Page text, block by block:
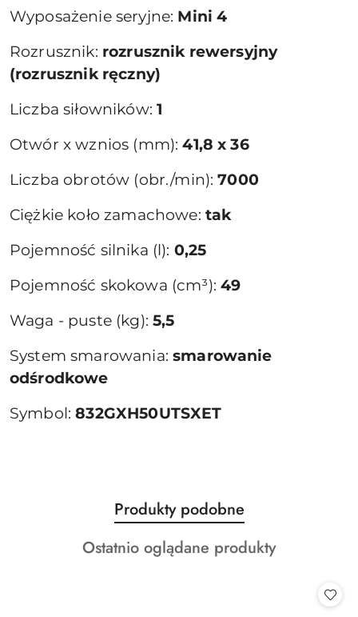
Wyposażenie seryjne: Mini 4
Rozrusznik: rozrusznik rewersyjny
(rozrusznik ręczny)
Liczba siłowników:1
Otwór x wznios (mm):41,8 x 36
Liczba obrotów (obr./min):7000
Ciężkie koło zamachowe: tak
Pojemność silnika (l): 0,25
Pojemność skokowa (cm³): 49
Waga - puste (kg):5,5
System smarowania:smarowanie
odśrodkowe
Symbol:832GXH50UTSXET
Pomiń karuzelę produktów
Produkty
o
statusie:
Produkty podobne
Produkty
Ostatnio oglądane produkty